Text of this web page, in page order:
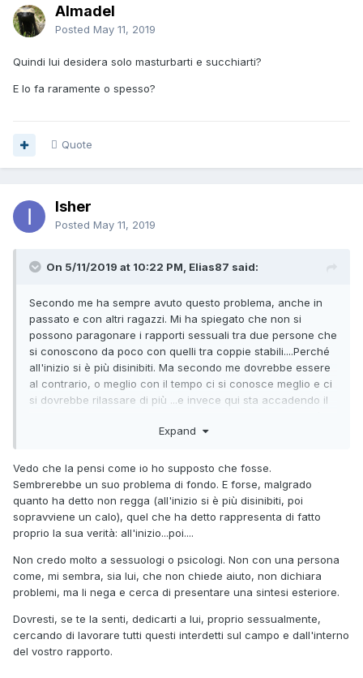
Almadel
Posted May 11, 2019
Quindi lui desidera solo masturbarti e succhiarti?
E lo fa raramente o spesso?
Quote
Isher
Posted May 11, 2019
On 5/11/2019 at 10:22 PM, Elias87 said:
Secondo me ha sempre avuto questo problema, anche in
passato e con altri ragazzi. Mi ha spiegato che non si
possono paragonare i rapporti sessuali tra due persone che
si conoscono da poco con quelli tra coppie stabili....Perché
all'inizio si è più disinibiti. Ma secondo me dovrebbe essere
al contrario, o meglio con il tempo ci si conosce meglio e ci
si dovrebbe rilassare di più ...e invece qui sta accadendo il
solo amicizia, la vedo come una mancanza...
Expand
Vedo che la pensi come io ho supposto che fosse.
Sembrerebbe un suo problema di fondo. E forse, malgrado
quanto ha detto non regga (all'inizio si è più disinibiti, poi
sopravviene un calo), quel che ha detto rappresenta di fatto
proprio la sua verità: all'inizio...poi....
Non credo molto a sessuologi o psicologi. Non con una persona
come, mi sembra, sia lui, che non chiede aiuto, non dichiara
problemi, ma li nega e cerca di presentare una sintesi esteriore.
Dovresti, se te la senti, dedicarti a lui, proprio sessualmente,
cercando di lavorare tutti questi interdetti sul campo e dall'interno
del vostro rapporto.